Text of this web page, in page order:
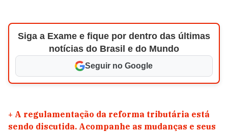
Siga a Exame e fique por dentro das últimas
notícias do Brasil e do Mundo
Seguir no Google
+ A regulamentação da reforma tributária está
sendo discutida. Acompanhe as mudanças e seus